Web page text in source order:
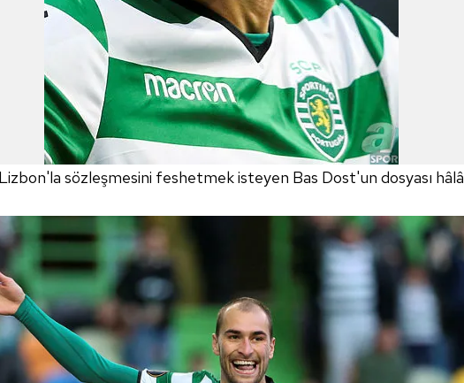
sözleşmesini feshetmek isteyen Bas Dost'un dosyası hâlâ